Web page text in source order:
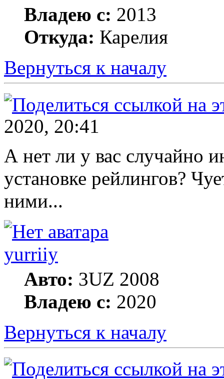
Владею с: 2013
Откуда: Карелия
Вернуться к началу
2020, 20:41
А нет ли у вас случайно
установке рейлингов?
ними...
yurriiy
Авто: 3UZ 2008
Владею с: 2020
Вернуться к началу